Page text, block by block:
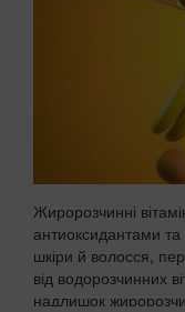
Жиророзчинні
антиоксидантами
шкіри й волосся,
від водорозчинних
надлишок